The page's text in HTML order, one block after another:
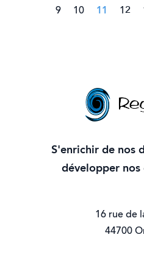
9 10 11 12
S'enrichir de nos
développer nos
16 rue de
44700